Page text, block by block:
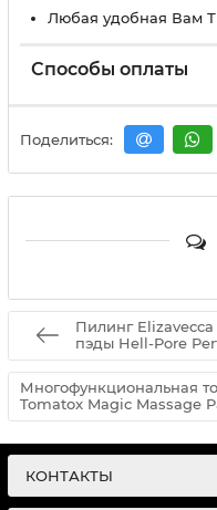
Любая удобная Вам
Способы оплаты
Поделиться:
Пилинг
пэды Hell-Pore
Многофункциональная
Tomatox Magic Massage
КОНТАКТЫ